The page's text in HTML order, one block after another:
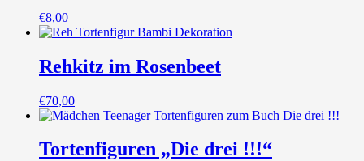
€8,00
Rehkitz im Rosenbeet
€70,00
Tortenfiguren „Die drei !!!“